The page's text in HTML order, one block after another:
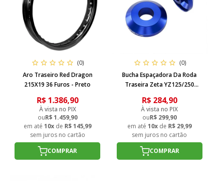
(0)
Aro Traseiro Red Dragon
215X19 36 Furos - Preto
R$ 1.386,90
À vista no PIX
ouR$ 1.459,90
em até 10xde R$ 145,99
sem juros no cartão
COMPRAR
(0)
Bucha Espaçadora Da Roda
Traseira Zeta YZ125/250
YZ250FX 15/22 WRF250 Azul
R$ 284,90
À vista no PIX
ouR$ 299,90
em até 10xde R$ 29,99
sem juros no cartão
COMPRAR